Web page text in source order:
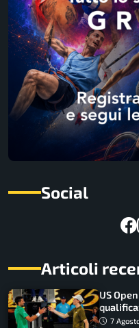
Social
Articoli
US
draw
7